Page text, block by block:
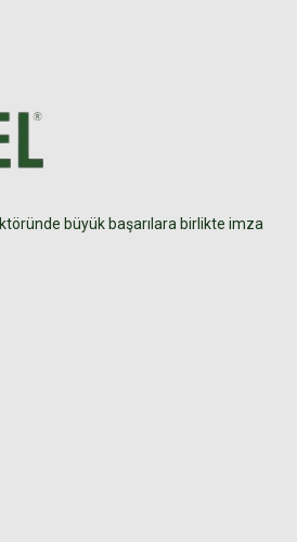
büyük başarılara birlikte imza